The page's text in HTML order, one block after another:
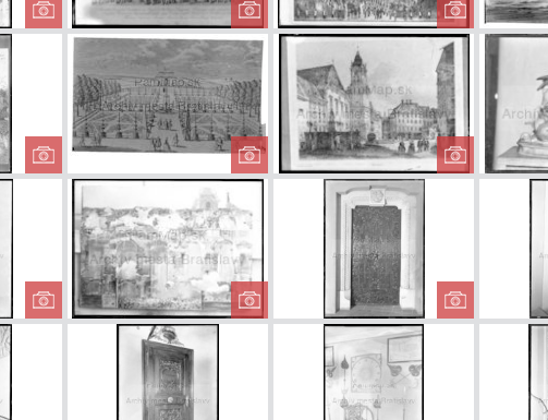
Radničné
nádvorie
Korunovácia
Leopolda II.
Starý evanjelický
cintorín
Záhrada letného
arcibiskupského
paláca
Kapucín Freska na Starej
radnici
Dvere